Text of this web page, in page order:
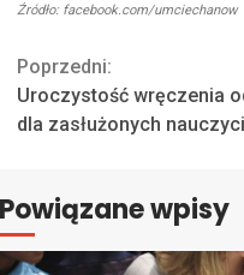
Źródło: facebook.com/umciechanow
Continue
Reading
Poprzedni:
Uroczystość wręczenia
dla zasłużonych
Powiązane wpisy